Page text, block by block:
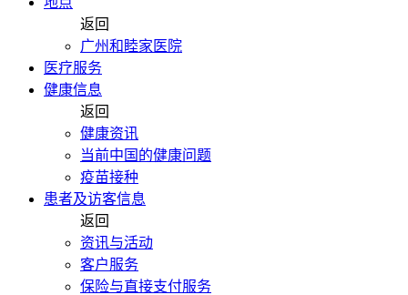
返回
广州和睦家医院
医疗服务
健康信息
返回
健康资讯
当前中国的健康问题
疫苗接种
患者及访客信息
返回
资讯与活动
客户服务
保险与直接支付服务